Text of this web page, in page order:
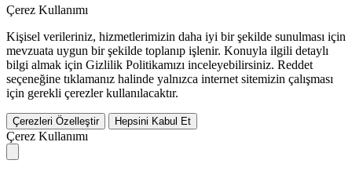
Çerez Kullanımı
Kişisel verileriniz, hizmetlerimizin daha iyi bir şekilde sunulması için
mevzuata uygun bir şekilde toplanıp işlenir. Konuyla ilgili detaylı
bilgi almak için Gizlilik Politikamızı inceleyebilirsiniz. Reddet
seçeneğine tıklamanız halinde yalnızca internet sitemizin çalışması
için gerekli çerezler kullanılacaktır.
Çerezleri Özelleştir Hepsini Kabul Et
Çerez Kullanımı